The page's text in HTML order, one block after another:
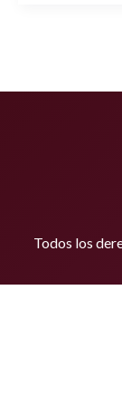
Todos los